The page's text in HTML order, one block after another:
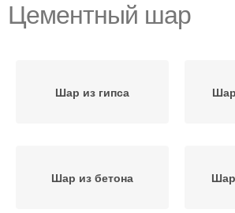
Цементный шар
Шар из гипса
Шар из бетона